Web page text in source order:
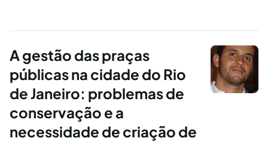
A gestão das praças
públicas na cidade do Rio
de Janeiro: problemas de
conservação e a
necessidade de criação de